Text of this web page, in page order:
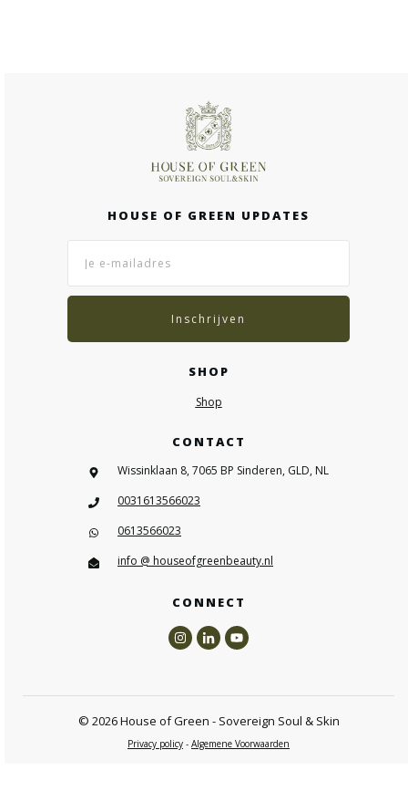
HOUSE OF GREEN UPDATES
Inschrijven
SHOP
Shop
CONTACT
Wissinklaan 8, 7065 BP Sinderen, GLD, NL
0031613566023
0613566023
info @ houseofgreenbeauty.nl
CONNECT
© 2026House of Green - Sovereign Soul & Skin
Privacy policy - Algemene Voorwaarden